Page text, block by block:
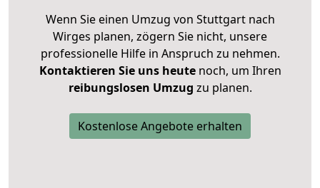
Wenn Sie einen Umzug von Stuttgart nach
Wirges planen, zögern Sie nicht, unsere
professionelle Hilfe in Anspruch zu nehmen.
Kontaktieren Sie uns heutenoch, um Ihren
reibungslosen Umzug zu planen.
Kostenlose Angebote erhalten